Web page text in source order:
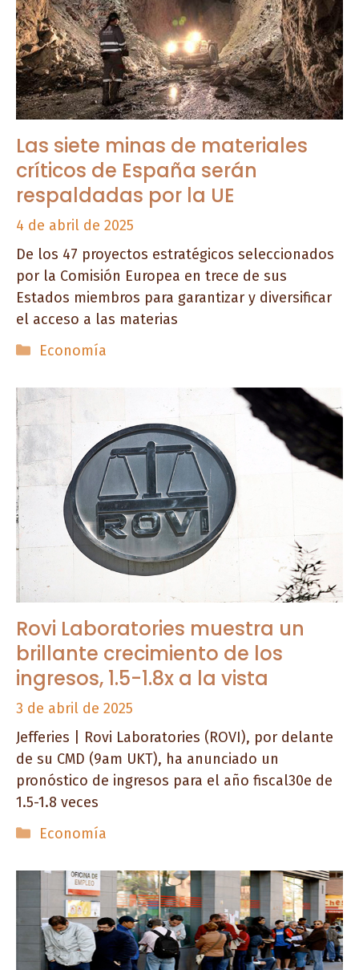
Las siete minas de materiales
críticos de España serán
respaldadas por la UE
4 de abril de 2025
De los 47 proyectos estratégicos seleccionados
por la Comisión Europea en trece de sus
Estados miembros para garantizar y diversificar
el acceso a las materias
Categorías
Economía
Rovi Laboratories muestra un
brillante crecimiento de los
ingresos, 1.5-1.8x a la vista
3 de abril de 2025
Jefferies | Rovi Laboratories (ROVI), por delante
de su CMD (9am UKT), ha anunciado un
pronóstico de ingresos para el año fiscal30e de
1.5-1.8 veces
Categorías
Economía